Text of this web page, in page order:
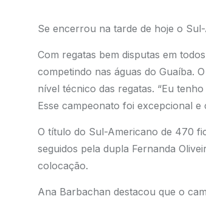
Se encerrou na tarde de hoje o
Com regatas bem disputas em
competindo nas águas do Guaíba.
nível técnico das regatas. “Eu
Esse campeonato foi excepcional
O título do Sul-Americano de 470
seguidos pela dupla Fernanda
colocação.
Ana Barbachan destacou que o